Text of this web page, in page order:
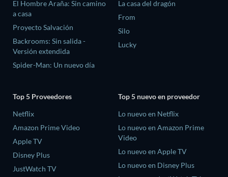
El Hombre Araña: Sin camino
a casa
Proyecto Salvación
Backrooms: Sin salida -
Versión extendida
Spider-Man: Un nuevo día
La casa del dragón
From
Silo
Lucky
Top 5 Proveedores
Netflix
Amazon Prime Video
Apple TV
Disney Plus
JustWatch TV
Top 5 nuevo en proveedor
Lo nuevo en Netflix
Lo nuevo en Amazon Prime
Video
Lo nuevo en Apple TV
Lo nuevo en Disney Plus